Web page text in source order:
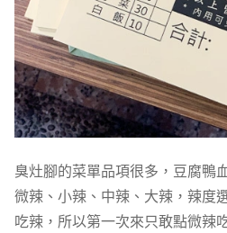
臭灶腳的菜單品項很多，豆腐鴨
微辣、小辣、中辣、大辣，辣度
吃辣，所以第一次來只敢點微辣